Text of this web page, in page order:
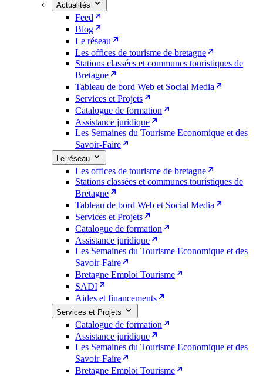
Actualités
Feed
Blog
Le réseau
Les offices de tourisme de bretagne
Stations classées et communes touristiques de
Bretagne
Tableau de bord Web et Social Media
Services et Projets
Catalogue de formation
Assistance juridique
Les Semaines du Tourisme Economique et des
Savoir-Faire
Le réseau
Les offices de tourisme de bretagne
Stations classées et communes touristiques de
Bretagne
Tableau de bord Web et Social Media
Services et Projets
Catalogue de formation
Assistance juridique
Les Semaines du Tourisme Economique et des
Savoir-Faire
Bretagne Emploi Tourisme
SADI
Aides et financements
Services et Projets
Catalogue de formation
Assistance juridique
Les Semaines du Tourisme Economique et des
Savoir-Faire
Bretagne Emploi Tourisme